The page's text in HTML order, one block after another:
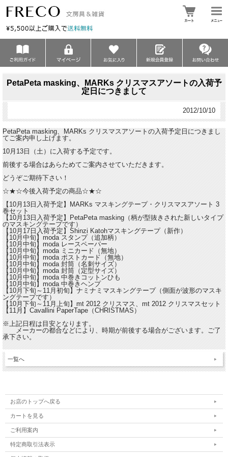
PetaPeta masking、MARKs クリスマスアソートの入荷予
定日につきまして
2012/10/10
PetaPeta masking、MARKs クリスマスアソートの入荷予定日につきまし
てご案内申し上げます。
10月13日（土）に入荷する予定です。
前後する場合はあらためてご案内させていただきます。
どうぞご期待下さい！
☆★☆今後入荷予定の商品☆★☆
【10月13日入荷予定】MARKs マスキングテープ・クリスマスアソート 3
巻セット
【10月13日入荷予定】PetaPeta masking（柄が型抜きされた新しいタイプ
のマスキングテープです）
【10月17日入荷予定】Shinzi Katohマスキングテープ（新作）
【10月中旬】moda スタンプ（追加柄）
【10月中旬】moda レースペーパー
【10月中旬】moda ミニカード（無地）
【10月中旬】moda ポストカード（無地）
【10月中旬】moda 封筒（名刺サイズ）
【10月中旬】moda 封筒（定型サイズ）
【10月中旬】moda 中巻きコットンひも
【10月中旬】moda 中巻きヘンプ
【10月下旬～11月初旬】ナミナミマスキングテープ（側面が波形のマスキ
ングテープです）
【10月下旬～11月上旬】mt 2012 クリスマス、mt 2012 クリスマスセット
【11月】Cavallini PaperTape（CHRISTMAS）
※上記日程は目安となります。
メーカーの都合などにより、時期が前後する場合がございます。ご了
承下さい。
一覧へ
お店のトップへ戻る
カートを見る
ご利用案内
特定商取引法表示